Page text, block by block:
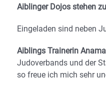
Aiblinger Dojos stehen
Eingeladen sind neben
Aiblings Trainerin
Judoverbands und der
so freue ich mich sehr